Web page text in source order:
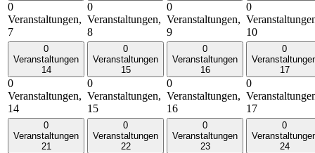
0
Veranstaltungen,
7
0
Veranstaltungen,
8
0
Veranstaltungen,
9
0
10
0
Veranstaltungen
14
0
Veranstaltungen,
14
0
Veranstaltungen
15
0
Veranstaltungen,
15
0
Veranstaltungen
16
0
Veranstaltungen,
16
0
17
0
17
0
Veranstaltungen
21
0
Veranstaltungen
22
0
Veranstaltungen
23
0
24